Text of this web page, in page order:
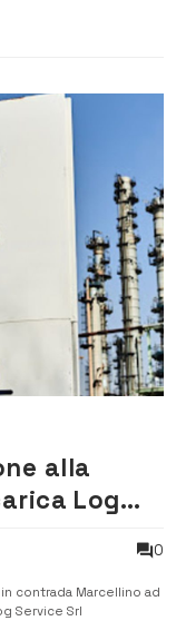
dal termovalori...
alla
Log
0
contrada Marcellino ad
Service Srl